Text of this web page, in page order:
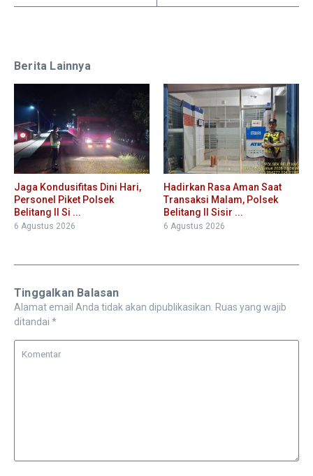
Berita Lainnya
Jaga Kondusifitas Dini Hari,
Personel Piket Polsek
Belitang II Si ...
6 Agustus 2026
Hadirkan Rasa Aman Saat
Transaksi Malam, Polsek
Belitang II Sisir ...
6 Agustus 2026
Tinggalkan Balasan
Alamat email Anda tidak akan dipublikasikan. Ruas yang wajib
ditandai *